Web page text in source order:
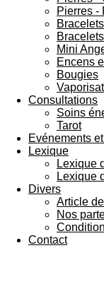
Pierres -
Mini
Encens
Bougies
Consultations
Soins
Tarot
Evénements
Lexique
Lexique
Lexique
Divers
Article
Nos
Contact